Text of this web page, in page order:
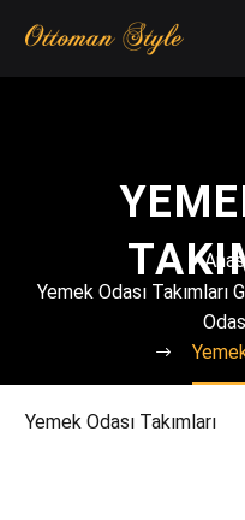
Yemek Odası Takımları
Yemek Odası Takımları